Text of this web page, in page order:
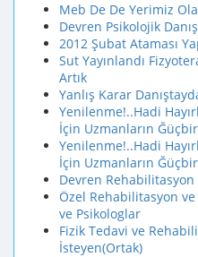
Meb De De Yerimiz
Devren Psikolojik
2012 Şubat Ataması
Sut Yayınlandı
Artık
Yanlış Karar
Yenilenme!..Hadi
İçin Uzmanların
Yenilenme!..Hadi
İçin Uzmanların
Devren Rehabilitasyon
Özel Rehabilitasyon
ve Psikologlar
Fizik Tedavi ve
İsteyen(Ortak)